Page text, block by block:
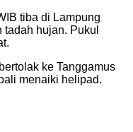
tiba di Lampung
hujan. Pukul
ke Tanggamus
menaiki helipad.